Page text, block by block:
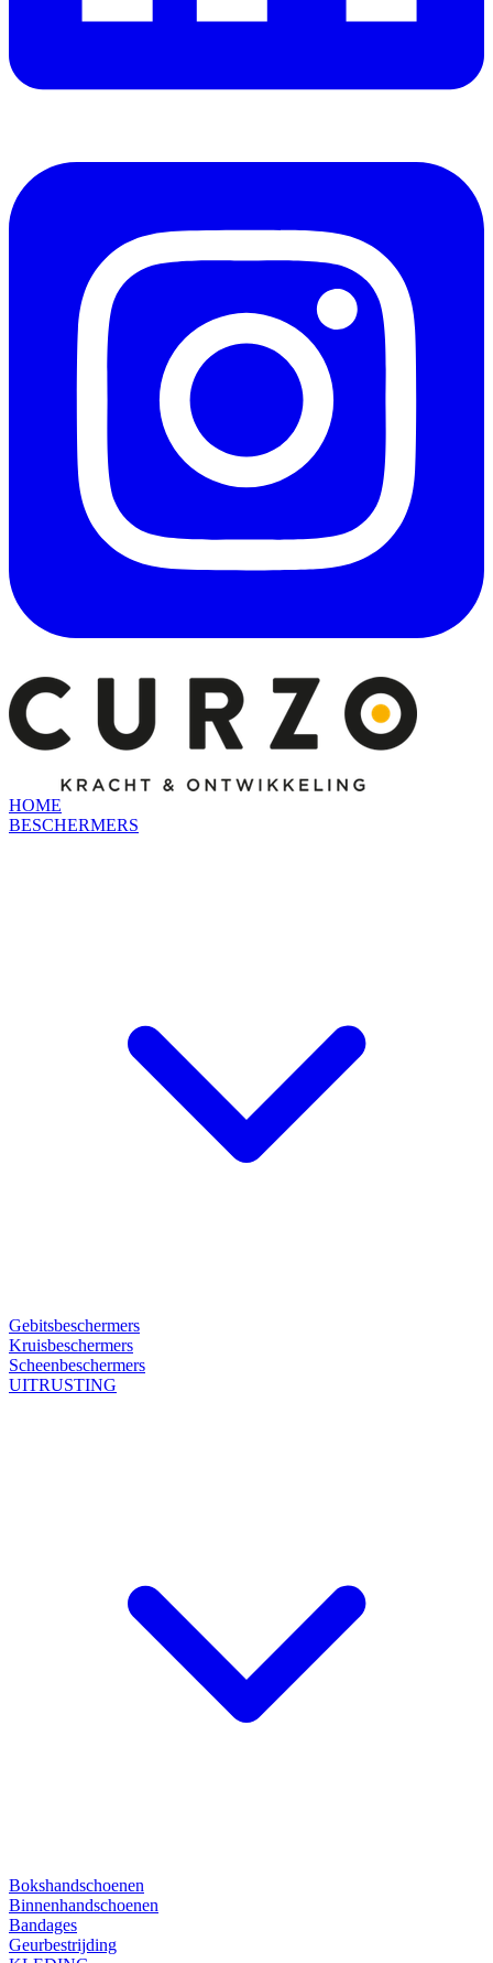
HOME
BESCHERMERS
Gebitsbeschermers
Kruisbeschermers
Scheenbeschermers
UITRUSTING
Bokshandschoenen
Binnenhandschoenen
Bandages
Geurbestrijding